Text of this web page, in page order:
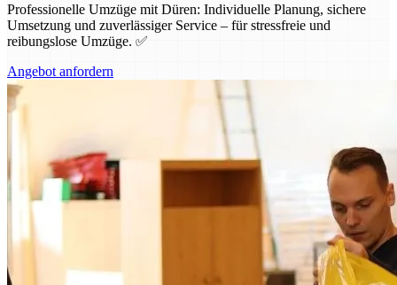
Professionelle Umzüge mit Düren: Individuelle Planung, sichere
Umsetzung und zuverlässiger Service – für stressfreie und
reibungslose Umzüge. ✅
Angebot anfordern